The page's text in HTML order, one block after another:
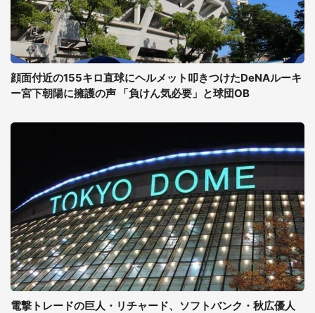
顔面付近の155キロ直球にヘルメット叩きつけたDeNAルーキ
ー宮下朝陽に擁護の声 「負けん気必要」と球団OB
電撃トレードの巨人・リチャード、ソフトバンク・秋広優人